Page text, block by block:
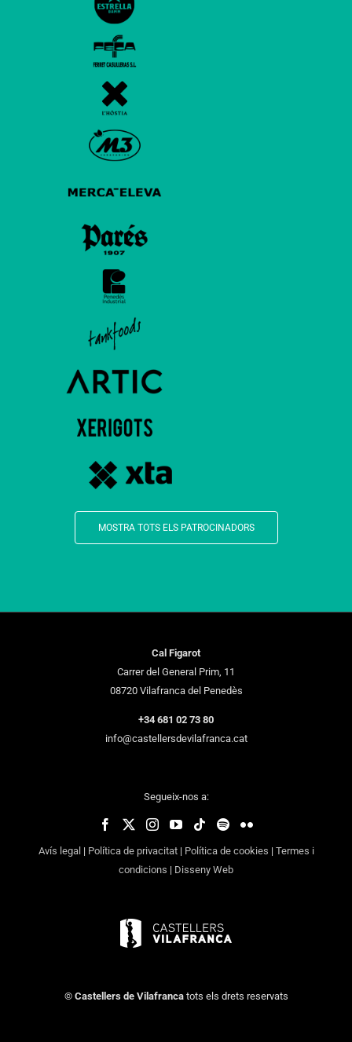
MOSTRA TOTS ELS PATROCINADORS
Cal Figarot
Carrer del General Prim, 11
08720 Vilafranca del Penedès
+34 681 02 73 80
info@castellersdevilafranca.cat
Segueix-nos a:
Avís legal | Política de privacitat| Política de cookies | Termes i
condicions | Disseny Web
© Castellers de Vilafrancatots els drets reservats